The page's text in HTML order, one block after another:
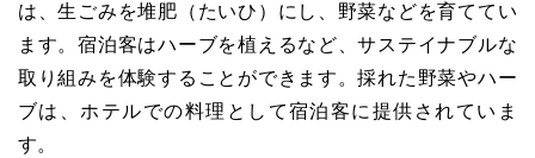
は、生ごみを堆肥（たいひ）にし、野菜などを育ててい
ます。宿泊客はハーブを植えるなど、サステイナブルな
取り組みを体験することができます。採れた野菜やハー
ブは、ホテルでの料理として宿泊客に提供されていま
す。